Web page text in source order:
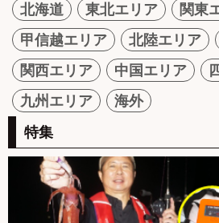
北海道 東北エリア
関東
甲信越エリア
北陸エリア
関西エリア
中国エリア
九州エリア
海外
特集